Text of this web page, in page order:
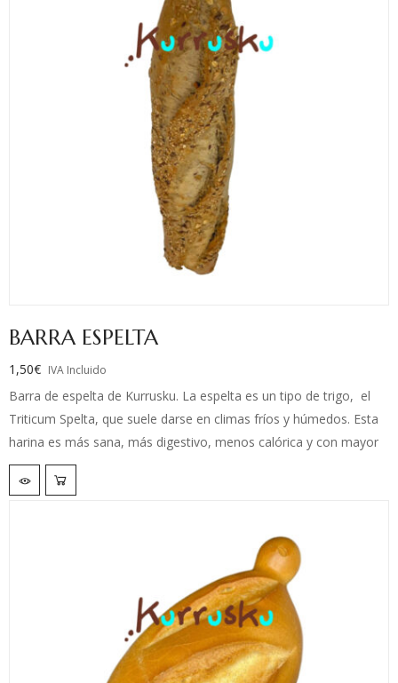
BARRA ESPELTA
1,50€ IVA Incluido
Barra de espelta de Kurrusku. La espelta es un tipo de trigo, el
Triticum Spelta, que suele darse en climas fríos y húmedos. Esta
harina es más sana, más digestivo, menos calórica y con mayor
número de vitaminas. El pan de espelta tiene una miga más
porosa y un sabor bastante suave.